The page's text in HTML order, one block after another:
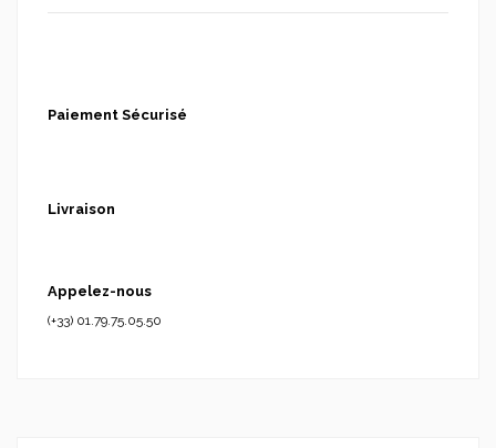
Paiement Sécurisé
Livraison
Appelez-nous
(+33) 01.79.75.05.50